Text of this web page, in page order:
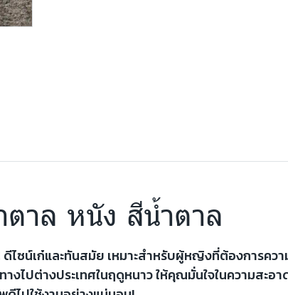
าล หนัง สีน้ำตาล
ไซน์เก๋และทันสมัย เหมาะสำหรับผู้หญิงที่ต้องการคว
ไปต่างประเทศในฤดูหนาว ให้คุณมั่นใจในความสะอา